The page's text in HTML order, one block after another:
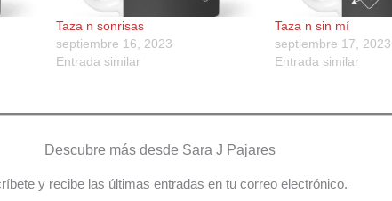
Taza n sonrisas
septiembre 16, 2023
Entrada similar
Taza n sin mí
septiembre 17, 2023
Entrada similar
Descubre más desde Sara J Pajares
y recibe las últimas entradas en tu correo electrónico.